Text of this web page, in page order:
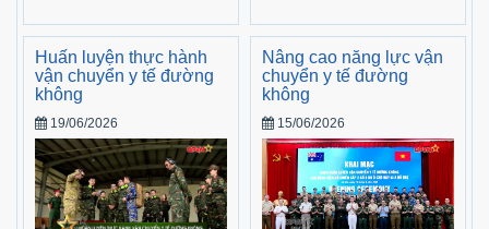
Huấn luyện thực hành
vận chuyển y tế đường
không
19/06/2026
Nâng cao năng lực vận
chuyển y tế đường
không
15/06/2026